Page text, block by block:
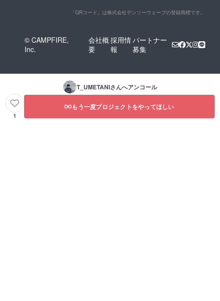
「QRコード」は株式会社デンソーウェーブの登録商標です。
© CAMPFIRE,
Inc.
会社概
要
採用情
報
パートナー
募集
T_UMETANIさんへアンコール
1
もう一度プロジェクトをやってほしい